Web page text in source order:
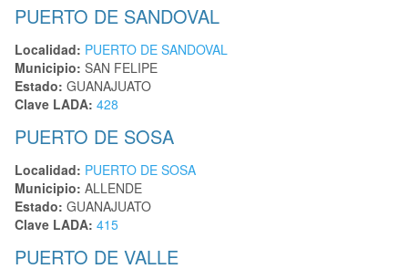
PUERTO DE SANDOVAL
Localidad: PUERTO DE SANDOVAL
Municipio: SAN FELIPE
Estado: GUANAJUATO
Clave LADA: 428
PUERTO DE SOSA
Localidad: PUERTO DE SOSA
Municipio: ALLENDE
Estado: GUANAJUATO
Clave LADA: 415
PUERTO DE VALLE